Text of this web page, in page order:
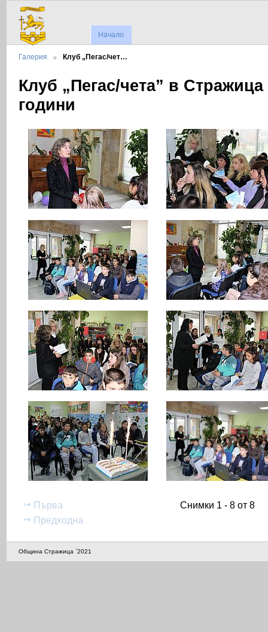
Начало
Галерия Клуб „Пегас/чет…
Клуб „Пегас/чета” в Стражица
години
Първа
Предходна
Снимки 1 - 8 от 8
Община Стражица `2021